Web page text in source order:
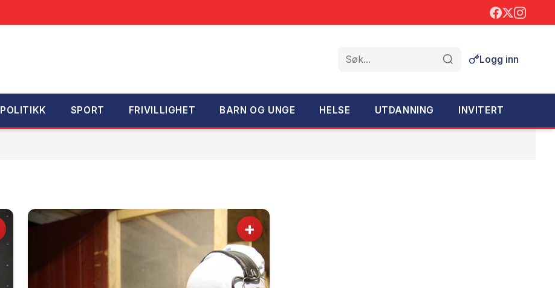
Søk
Logg inn
POLITIKK SPORT FRIVILLIGHET BARN OG UNGE HELSE UTDANNING INVITERT
+